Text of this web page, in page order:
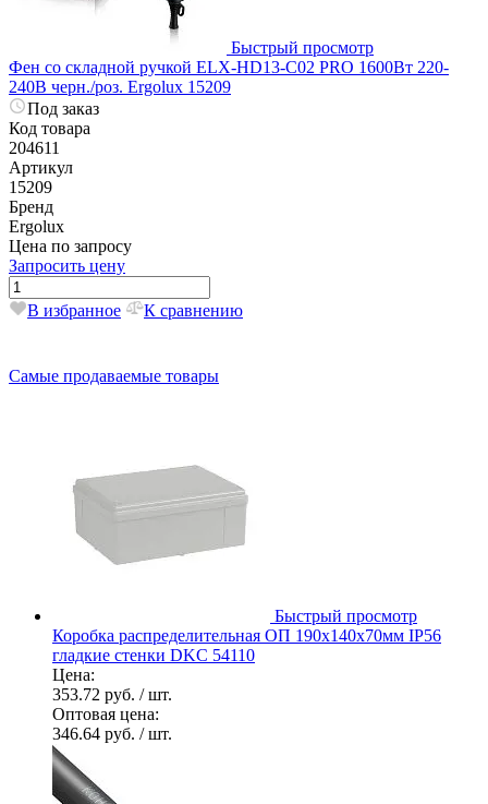
Быстрый просмотр
Фен со складной ручкой ELX-HD13-C02 PRO 1600Вт 220-
240В черн./роз. Ergolux 15209
Под заказ
Код товара
204611
Артикул
15209
Бренд
Ergolux
Цена по запросу
Запросить цену
В избранное К сравнению
Самые продаваемые товары
Быстрый просмотр
Коробка распределительная ОП 190х140х70мм IP56
гладкие стенки DKC 54110
Цена:
353.72 руб. / шт.
Оптовая цена:
346.64 руб. / шт.